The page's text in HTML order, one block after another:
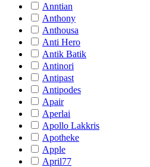
Anntian
Anthony
Anthousa
Anti Hero
Antik Batik
Antinori
Antipast
Antipodes
Apair
Aperlai
Apollo Lakkris
Apotheke
Apple
April77